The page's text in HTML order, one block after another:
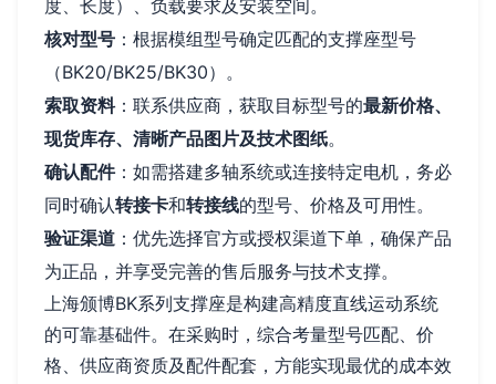
度、长度）、负载要求及安装空间。
核对型号 ：根据模组型号确定匹配的支撑座型号
（BK20/BK25/BK30）。
索取资料：联系供应商，获取目标型号的最新价格、
现货库存、清晰产品图片及技术图纸。
确认配件：如需搭建多轴系统或连接特定电机，务必
同时确认转接卡和转接线的型号、价格及可用性。
验证渠道 ：优先选择官方或授权渠道下单，确保产品
为正品，并享受完善的售后服务与技术支撑。
上海颁博BK系列支撑座是构建高精度直线运动系统
的可靠基础件。在采购时，综合考量型号匹配、价
格、供应商资质及配件配套，方能实现最优的成本效